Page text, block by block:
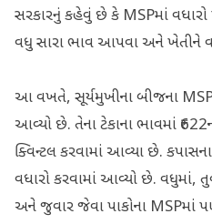
સરકારનું કહેવું છે કે MSPમાં
વધુ સારા ભાવ આપવા અને ખેતીને
આ વખતે, સૂર્યમુખીના બીજના
આવ્યો છે. તેના ટેકાના ભાવમાં
ક્વિન્ટલ કરવામાં આવ્યા છે.
વધારો કરવામાં આવ્યો છે. વધુમાં,
અને જુવાર જેવા પાકોના MSPમાં